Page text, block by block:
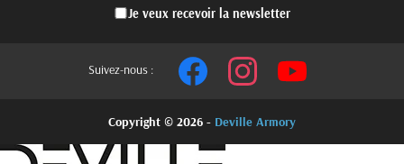
Je veux recevoir la newsletter
Suivez-nous :
Copyright © 2026 - Deville Armory